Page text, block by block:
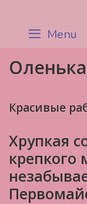
content Menu
Оленька
Красивые
Хрупкая
крепкого